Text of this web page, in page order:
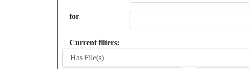
for
Current filters: